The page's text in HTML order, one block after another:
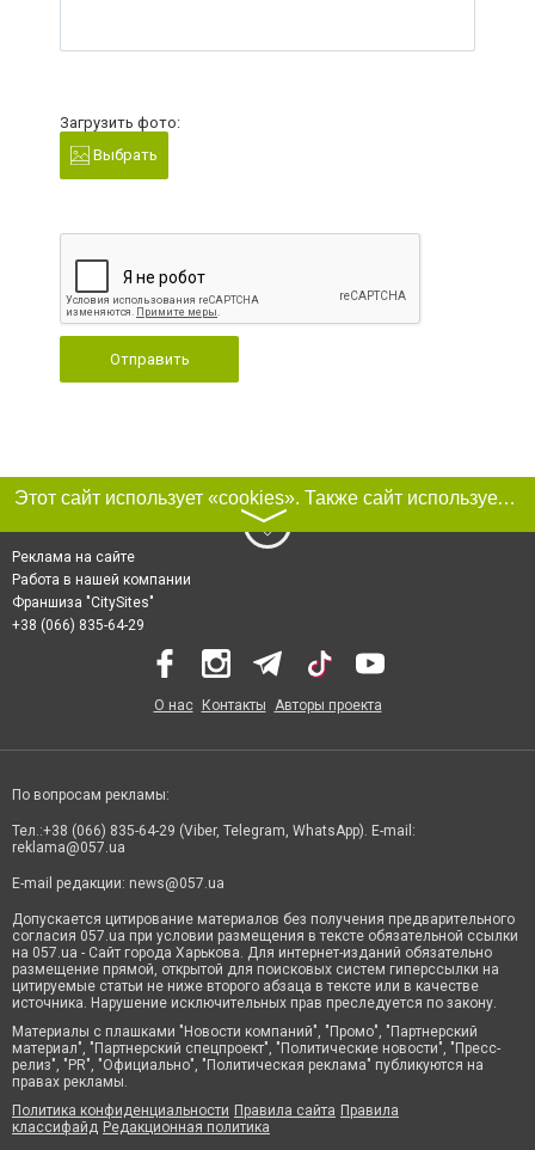
Загрузить фото:
Выбрать
Отправить
Этот сайт использует «cookies». Также сайт использует интернет-сервис для сбора технических данных касательно посетителей с целью получения маркетинговой и статистической информации. Условия обработки данных посетителей сайта см.
〉
Реклама на сайте
Работа в нашей компании
Франшиза "CitySites"
+38 (066) 835-64-29
О нас Контакты Авторы проекта
По вопросам рекламы:
Тел.:+38 (066) 835-64-29 (Viber, Telegram, WhatsApp). E-mail:
reklama@057.ua
E-mail редакции: news@057.ua
Допускается цитирование материалов без получения предварительного
согласия 057.ua при условии размещения в тексте обязательной ссылки
на 057.ua - Сайт города Харькова. Для интернет-изданий обязательно
размещение прямой, открытой для поисковых систем гиперссылки на
цитируемые статьи не ниже второго абзаца в тексте или в качестве
источника. Нарушение исключительных прав преследуется по закону.
Материалы с плашками "Новости компаний", "Промо", "Партнерский
материал", "Партнерский спецпроект", "Политические новости", "Пресс-
релиз", "PR", "Официально", "Политическая реклама" публикуются на
правах рекламы.
Политика конфиденциальности Правила сайта Правила
классифайд Редакционная политика